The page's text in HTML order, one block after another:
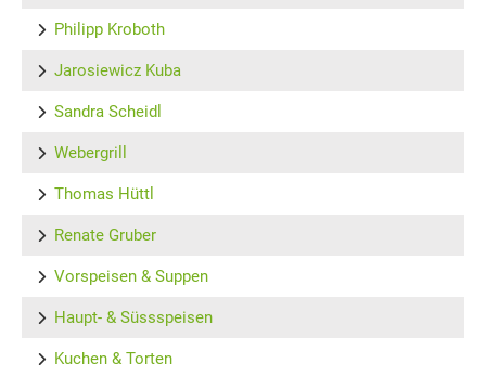
Philipp Kroboth
Jarosiewicz Kuba
Sandra Scheidl
Webergrill
Thomas Hüttl
Renate Gruber
Vorspeisen & Suppen
Haupt- & Süssspeisen
Kuchen & Torten